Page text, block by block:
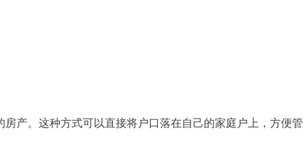
产。这种方式可以直接将户口落在自己的家庭户上，方便管